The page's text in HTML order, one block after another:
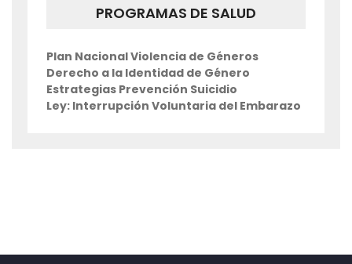
PROGRAMAS DE SALUD
Plan Nacional Violencia de Géneros
Derecho a la Identidad de Género
Estrategias Prevención Suicidio
Ley: Interrupción Voluntaria del Embarazo